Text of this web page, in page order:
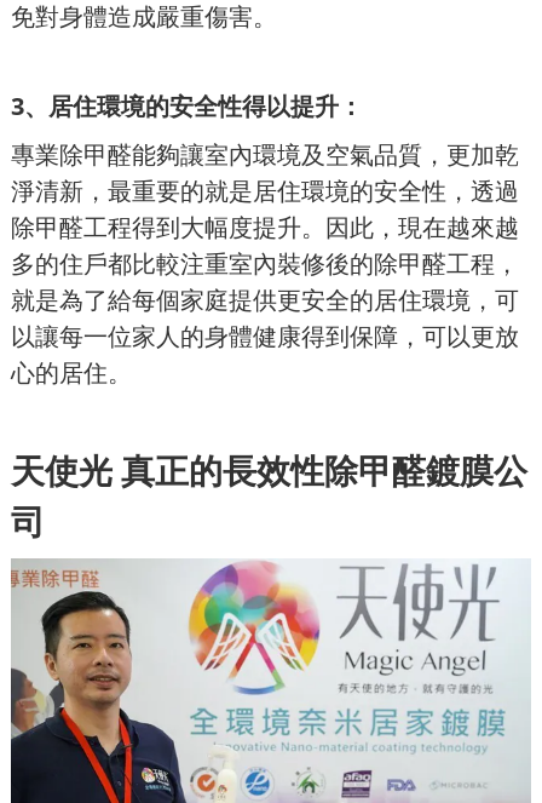
免對身體造成嚴重傷害。
3、居住環境的安全性得以提升：
專業除甲醛能夠讓室內環境及空氣品質，更加乾
淨清新，最重要的就是居住環境的安全性，透過
除甲醛工程得到大幅度提升。因此，現在越來越
多的住戶都比較注重室內裝修後的除甲醛工程，
就是為了給每個家庭提供更安全的居住環境，可
以讓每一位家人的身體健康得到保障，可以更放
心的居住。
天使光 真正的長效性除甲醛鍍膜公
司